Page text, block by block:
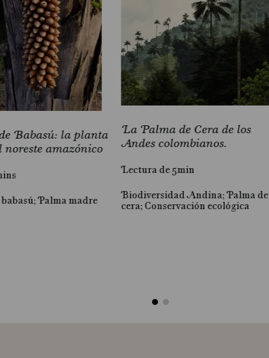
Babasú: la planta
noreste amazónico
Palma madre
La Palma de Cera de los
Andes colombianos.
Lectura de 5min
Biodiversidad Andina; Palma de
cera; Conservación ecológica